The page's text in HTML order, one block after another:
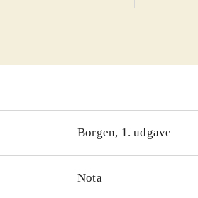
fordi du er
relevante
Borgen, 1. udgave
Nota